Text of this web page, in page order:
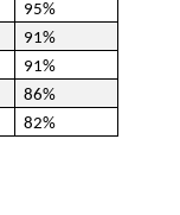
95%
91%
91%
86%
82%